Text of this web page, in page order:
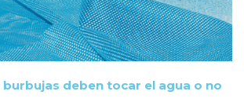
burbujas deben tocar el agua o no